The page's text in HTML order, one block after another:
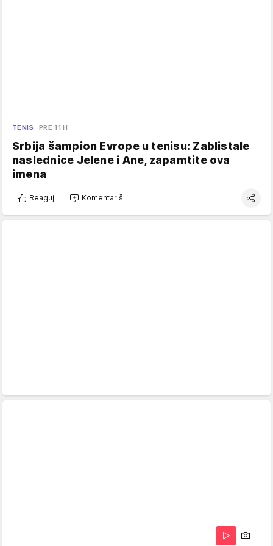
TENIS PRE 11 H
Srbija šampion Evrope u tenisu: Zablistale
naslednice Jelene i Ane, zapamtite ova
imena
Reaguj Komentariši